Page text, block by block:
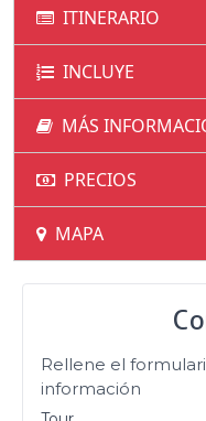
ITINERARIO
INCLUYE
MÁS
PRECIOS
MAPA
Rellene el
información